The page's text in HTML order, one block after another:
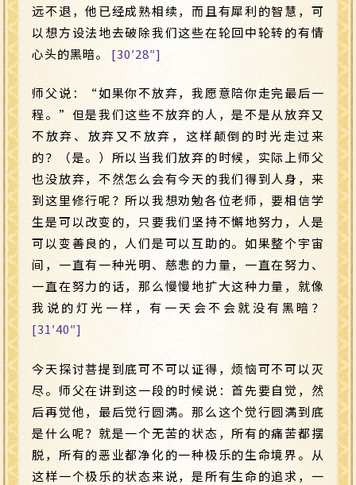
远不退，他已经成熟相续，而且有犀利的智慧，可
以想方设法地去破除我们这些在轮回中轮转的有情
心头的黑暗。 [30′28″]
师父说：“如果你不放弃，我愿意陪你走完最后一
程。”但是我们这些不放弃的人，是不是从放弃又
不放弃、放弃又不放弃，这样颠倒的时光走过来
的？（是。）所以当我们放弃的时候，实际上师父
也没放弃，不然怎么会有今天的我们得到人身，来
到这里修行呢？所以我想劝勉各位老师，要相信学
生是可以改变的，只要我们坚持不懈地努力，人是
可以变善良的，人们是可以互助的。如果整个宇宙
间，一直有一种光明、慈悲的力量，一直在努力、
一直在努力的话，那么慢慢地扩大这种力量，就像
我说的灯光一样，有一天会不会就没有黑暗？
[31′40″]
今天探讨菩提到底可不可以证得，烦恼可不可以灭
尽。师父在讲到这一段的时候说：首先要自觉，然
后再觉他，最后觉行圆满。那么这个觉行圆满到底
是什么呢？就是一个无苦的状态，所有的痛苦都摆
脱，所有的恶业都净化的一种极乐的生命境界。从
这样一个极乐的状态来说，是所有生命的追求，一